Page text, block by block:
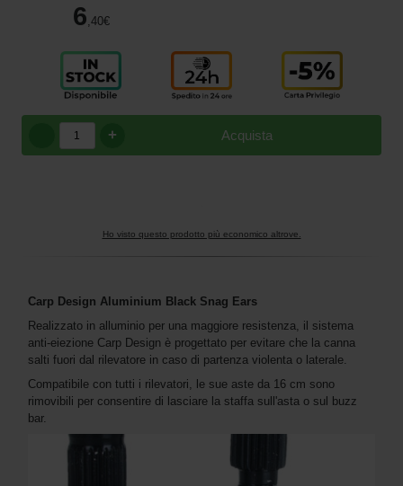
6 ,40€
Acquista
+
Ho visto questo prodotto più economico altrove.
Carp Design Aluminium Black Snag Ears
Realizzato in alluminio per una maggiore resistenza, il sistema
anti-eiezione Carp Design è progettato per evitare che la canna
salti fuori dal rilevatore in caso di partenza violenta o laterale.
Compatibile con tutti i rilevatori, le sue aste da 16 cm sono
rimovibili per consentire di lasciare la staffa sull'asta o sul buzz
bar.